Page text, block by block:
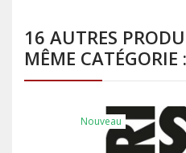
16 AUTRES
MÊME CATÉGORIE :
Nouveau